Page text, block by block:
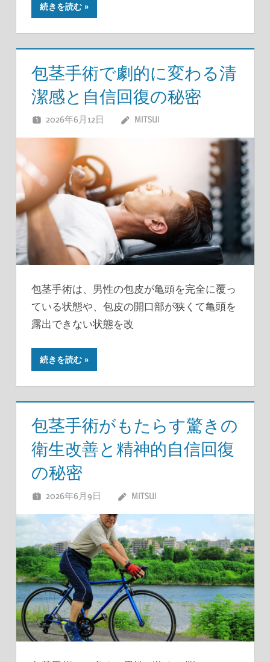
続きを読む
包茎手術で劇的に変わる清
潔感と自信回復の秘密
2026年6月12日 MITSUI
包茎手術は、男性の包皮が亀頭を完全に覆っ
ている状態や、包皮の開口部が狭くて亀頭を
露出できない状態を改
続きを読む
包茎手術がもたらす驚きの
衛生改善と精神的自信回復
の秘密
2026年6月9日 MITSUI